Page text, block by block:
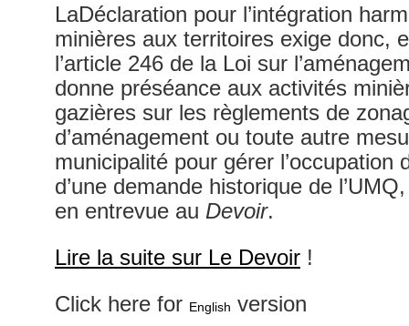
LaDéclaration pour l’intégration
minières aux territoires exige donc,
l’article 246 de la Loi sur
donne préséance aux activités
gazières sur les règlements de
d’aménagement ou toute autre
municipalité pour gérer l’occupation
d’une demande historique de
en entrevue au Devoir.
Lire la suite sur Le Devoir !
Click here for English version